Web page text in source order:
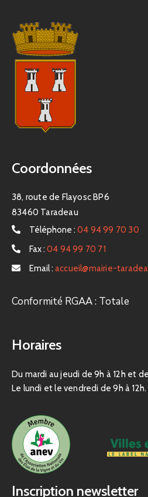
Coordonnées
38, route de Flayosc BP6
83460 Taradeau
Téléphone : 04 94 99 70 30
Fax : 04 94 99 70 71
Email : accueil@mairie-
Conformité RGAA : Totale
Horaires
Du mardi au jeudi de 9h à 12h et
Le lundi et le vendredi de 9h à 12h.
Inscription newsletter